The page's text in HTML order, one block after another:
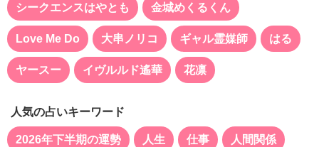
シークエンスはやとも 金城めくるくん
Love Me Do 大串ノリコ ギャル霊媒師 はる
ヤースー イヴルルド遙華 花凛
人気の占いキーワード
2026年下半期の運勢 人生 仕事 人間関係